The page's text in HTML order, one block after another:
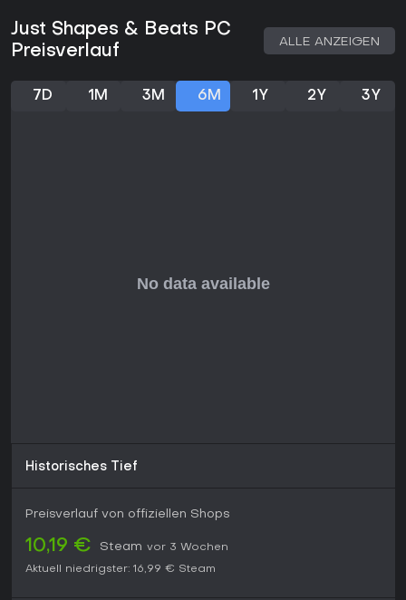
Just Shapes & Beats PC
Preisverlauf
ALLE ANZEIGEN
7D 1M 3M 6M 1Y 2Y 3Y
Historisches Tief
Preisverlauf von offiziellen Shops
10,19 € Steam vor 3 Wochen
Aktuell niedrigster: 16,99 € Steam